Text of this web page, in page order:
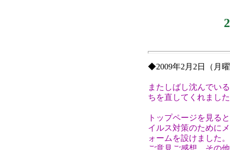
◆2009年2月2日（月
またしばし沈んでい
ちを直してくれまし
トップページを見る
イルス対策のために
ォームを設けました。
ご意見ご感想、その